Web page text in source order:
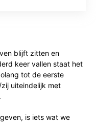
blijft zitten en
keer vallen staat het
tot de eerste
uiteindelijk met
is iets wat we